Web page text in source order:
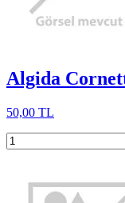
Algida
50,00 TL